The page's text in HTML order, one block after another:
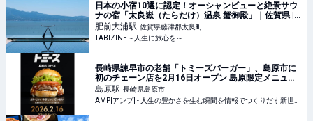
日本の小宿10選に認定！オーシャンビューと絶景サウ
ナの宿「太良嶽（たらだけ）温泉 蟹御殿」｜佐賀県 |
TABIZINE～人生に旅心を～
肥前大浦駅 佐賀県藤津郡太良町
TABIZINE～人生に旅心を～
長崎県諫早市の老舗「トミーズバーガー」、島原市に
初のチェーン店を2月16日オープン 島原限定メニュー
が登場 | AMP[アンプ] - 人生の豊かさを生む瞬間を情報
でつくりだす新世代向けビジネスメディア
島原駅 長崎県島原市